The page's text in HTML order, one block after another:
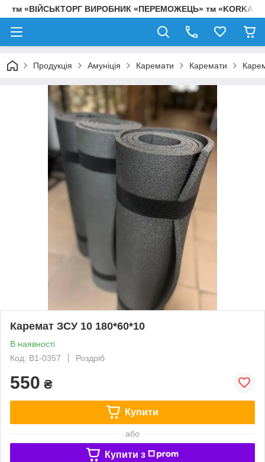
тм «ВІЙСЬКТОРГ ВИРОБНИК «ПЕРЕМОЖЕЦЬ» тм «KORKA»
Продукція Амуніція Каремати Каремати
Каремат ЗСУ 10 180*60*10
В наявності
Код: В1-0357
Роздріб
550 ₴
Купити
або
Купити з